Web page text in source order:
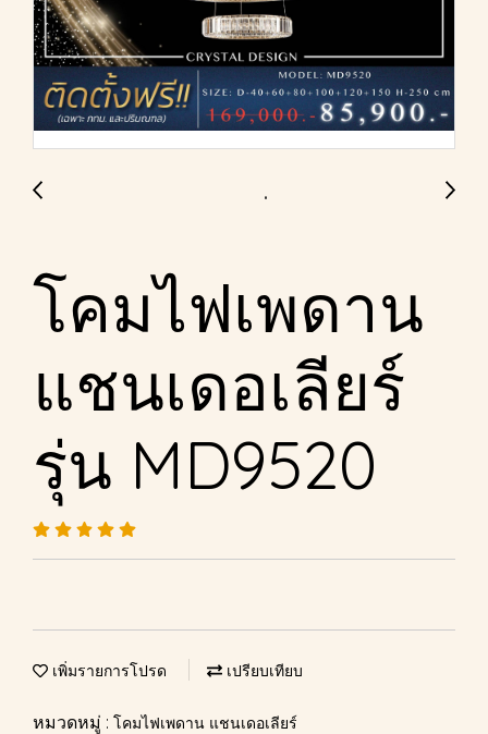
โคมไฟเพดาน
แชนเดอเลียร์
รุ่น MD9520
เพิ่มรายการโปรด เปรียบเทียบ
หมวดหมู่ : โคมไฟเพดาน แชนเดอเลียร์